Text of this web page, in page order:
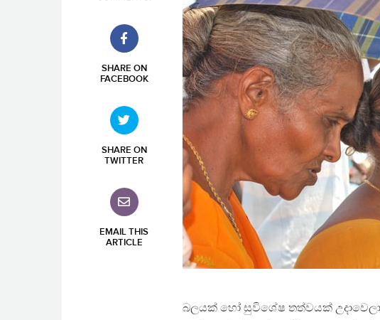
SHARE ON
FACEBOOK
SHARE ON
TWITTER
EMAIL THIS
ARTICLE
බලයක් හෝ සුවිශේෂ තත්වයක්